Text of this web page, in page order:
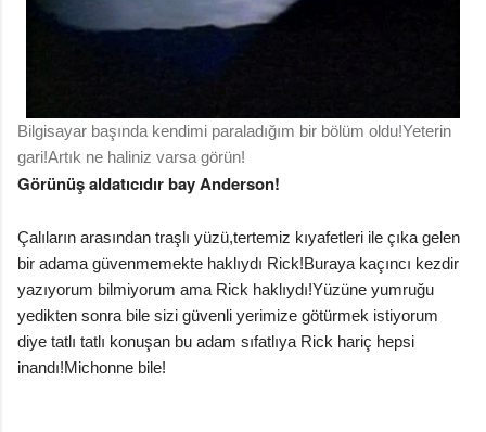
Bilgisayar başında kendimi paraladığım bir bölüm oldu!Yeterin
gari!Artık ne haliniz varsa görün!
Görünüş aldatıcıdır bay Anderson!
Çalıların arasından traşlı yüzü,tertemiz kıyafetleri ile çıka gelen
bir adama güvenmemekte haklıydı Rick!Buraya kaçıncı kezdir
yazıyorum bilmiyorum ama Rick haklıydı!Yüzüne yumruğu
yedikten sonra bile sizi güvenli yerimize götürmek istiyorum
diye tatlı tatlı konuşan bu adam sıfatlıya Rick hariç hepsi
inandı!Michonne bile!